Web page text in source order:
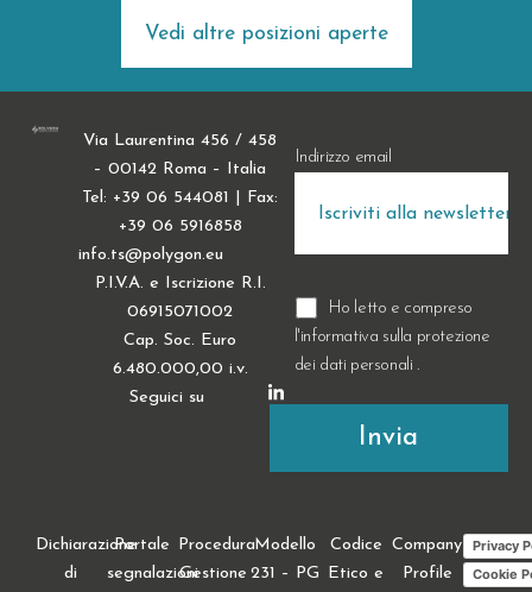
Vedi altre posizioni aperte
Via Laurentina 456 / 458
– 00142 Roma – Italia
Tel: +39 06 544081 | Fax:
+39 06 5916858
info.ts@polygon.eu
P.I.V.A. e Iscrizione R.I.
06915071002
Cap. Soc. Euro
6.480.000,00 i.v.
Seguici su
Indirizzo email
Ho letto e compreso
l'informativa sulla protezione
dei dati personali.
Dichiarazione
di
Portale
segnalazioni
Procedura
Gestione
Modello
231 – PG
Codice
Etico e
Company
Profile
Privacy
Cookie